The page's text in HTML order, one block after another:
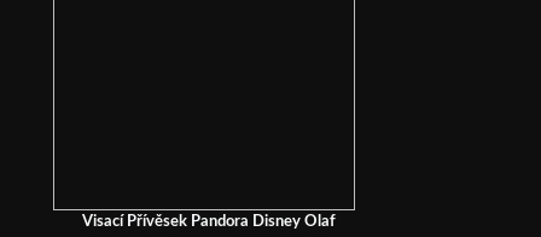
Visací Přívěsek Pandora Disney Olaf